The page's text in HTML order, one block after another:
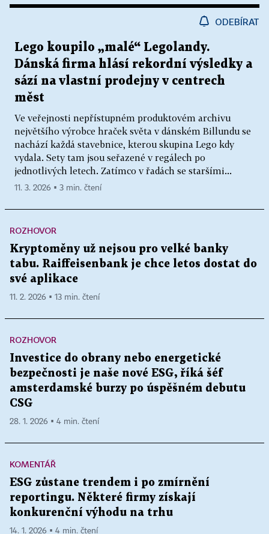
ODEBÍRAT
Lego koupilo „malé“ Legolandy.
Dánská firma hlásí rekordní výsledky a
sází na vlastní prodejny v centrech
měst
Ve veřejnosti nepřístupném produktovém archivu
největšího výrobce hraček světa v dánském Billundu se
nachází každá stavebnice, kterou skupina Lego kdy
vydala. Sety tam jsou seřazené v regálech po
jednotlivých letech. Zatímco v řadách se staršími...
11. 3. 2026 ▪ 3 min. čtení
ROZHOVOR
Kryptoměny už nejsou pro velké banky
tabu. Raiffeisenbank je chce letos dostat do
své aplikace
11. 2. 2026 ▪ 13 min. čtení
ROZHOVOR
Investice do obrany nebo energetické
bezpečnosti je naše nové ESG, říká šéf
amsterdamské burzy po úspěšném debutu
CSG
28. 1. 2026 ▪ 4 min. čtení
KOMENTÁŘ
ESG zůstane trendem i po zmírnění
reportingu. Některé firmy získají
konkurenční výhodu na trhu
14. 1. 2026 ▪ 4 min. čtení